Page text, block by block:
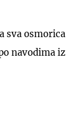
sva osmorica
navodima iz